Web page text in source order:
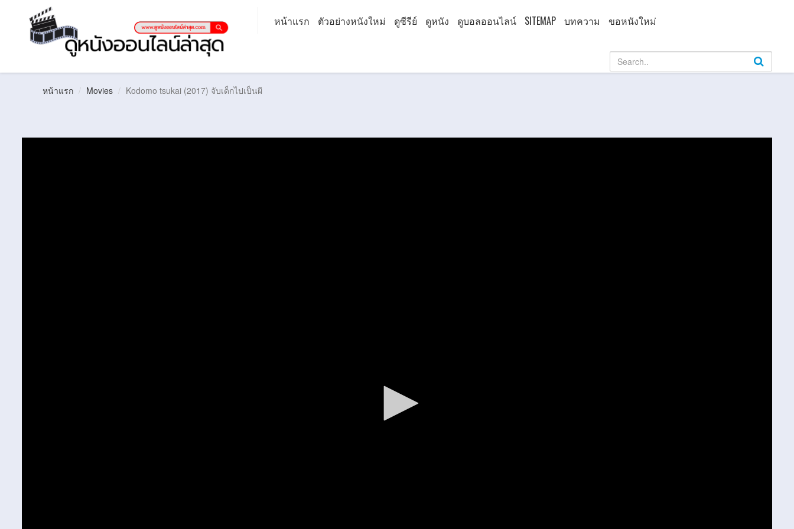
หน้าแรก ตัวอย่างหนังใหม่ ดูซีรีย์ ดูหนัง ดูบอลออนไลน์ SITEMAP บทความ ขอหนังใหม่
หน้าแรก Movies Kodomo tsukai (2017) จับเด็กไปเป็นผี